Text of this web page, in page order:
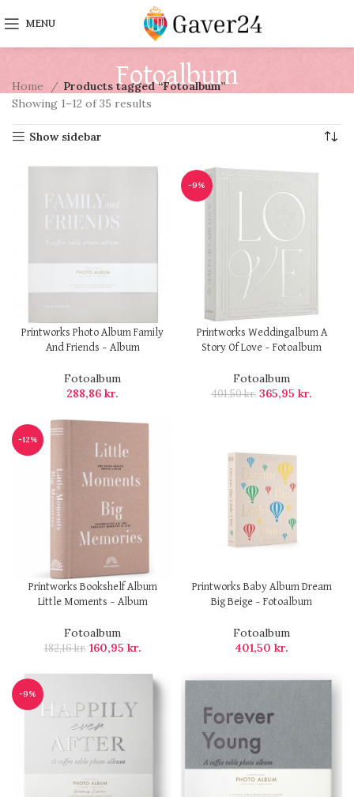
MENU
Fotoalbum
Home
Products tagged “Fotoalbum”
Showing 1–12 of 35 results
Show sidebar
Printworks Photo Album Family
And Friends – Album
Fotoalbum
288,86 kr.
-9%
Printworks Weddingalbum A
Story Of Love – Fotoalbum
Fotoalbum
401,50kr. 365,95 kr.
-12%
Printworks Bookshelf Album
Little Moments – Album
Fotoalbum
182,16kr. 160,95 kr.
Printworks Baby Album Dream
Big Beige – Fotoalbum
Fotoalbum
401,50 kr.
-9%